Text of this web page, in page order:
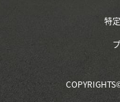
特